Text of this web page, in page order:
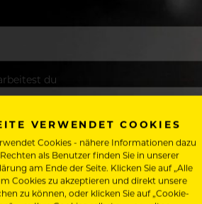
du
VERWENDET COOKIES
Cookies - nähere Informationen dazu
als Benutzer finden Sie in unserer
am Ende der Seite. Klicken Sie auf „Alle
Cookies zu akzeptieren und direkt unsere
zu können, oder klicken Sie auf „Cookie-